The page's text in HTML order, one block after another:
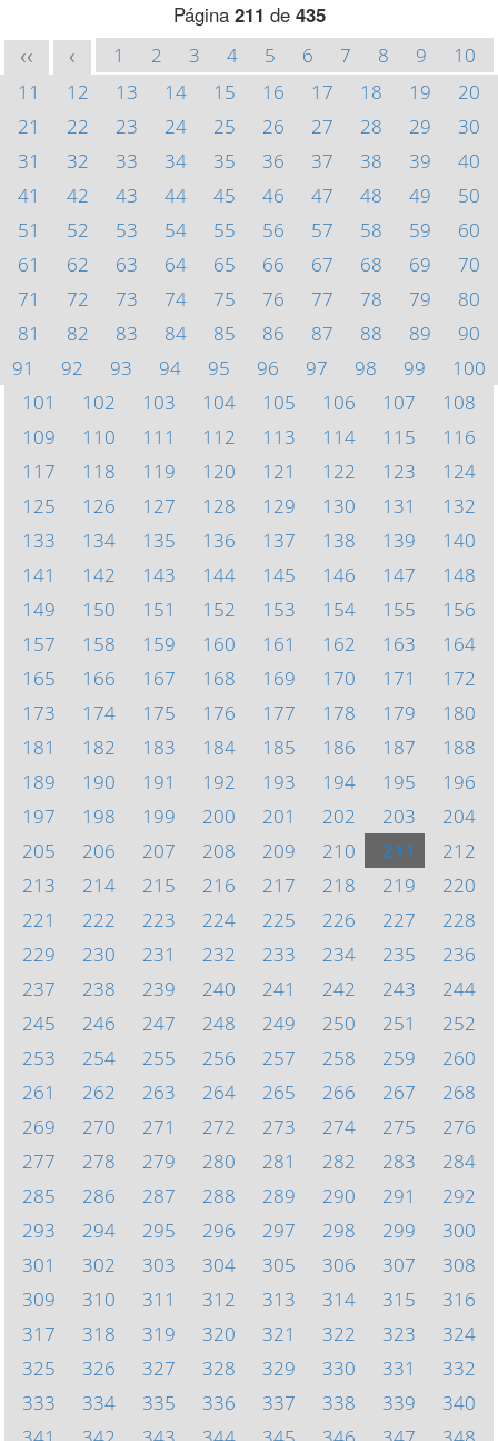
Página 211 de 435
<< < 1 2 3 4 5 6 7 8 9
10
11
12 13 14 15 16 17 18 19
20
21
22 23 24 25 26 27 28 29
30
31
32 33 34 35 36 37 38 39
40
41
42 43 44 45 46 47 48 49
50
51
52 53 54 55 56 57 58 59
60
61
62 63 64 65 66 67 68 69
70
71
72 73 74 75 76 77 78 79
80
81
82 83 84 85 86 87 88 89
90
91
92 93 94 95 96 97 98 99
100
101
102 103 104 105 106 107
108
109
110 111 112 113 114 115
116
117
118 119 120 121 122 123
124
125
126 127 128 129 130 131
132
133
134 135 136 137 138 139
140
141
142 143 144 145 146 147
148
149
150 151 152 153 154 155
156
157
158 159 160 161 162 163
164
165
166 167 168 169 170 171
172
173
174 175 176 177 178 179
180
181
182 183 184 185 186 187
188
189
190 191 192 193 194 195
196
197
198 199 200 201 202 203
204
205
206 207 208 209 210 211
212
213
214 215 216 217 218 219
220
221
222 223 224 225 226 227
228
229
230 231 232 233 234 235
236
237
238 239 240 241 242 243
244
245
246 247 248 249 250 251
252
253
254 255 256 257 258 259
260
261
262 263 264 265 266 267
268
269
270 271 272 273 274 275
276
277
278 279 280 281 282 283
284
285
286 287 288 289 290 291
292
293
294 295 296 297 298 299
300
301
302 303 304 305 306 307
308
309
310 311 312 313 314 315
316
317
318 319 320 321 322 323
324
325
326 327 328 329 330 331
332
333
334 335 336 337 338 339
340